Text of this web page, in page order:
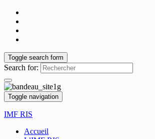
Toggle search form
Search for:
Toggle navigation
IMF RIS
Accueil